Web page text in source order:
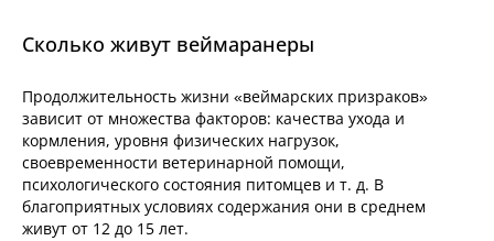
Сколько живут веймаранеры
Продолжительность жизни «веймарских призраков»
зависит от множества факторов: качества ухода и
кормления, уровня физических нагрузок,
своевременности ветеринарной помощи,
психологического состояния питомцев и т. д. В
благоприятных условиях содержания они в среднем
живут от 12 до 15 лет.